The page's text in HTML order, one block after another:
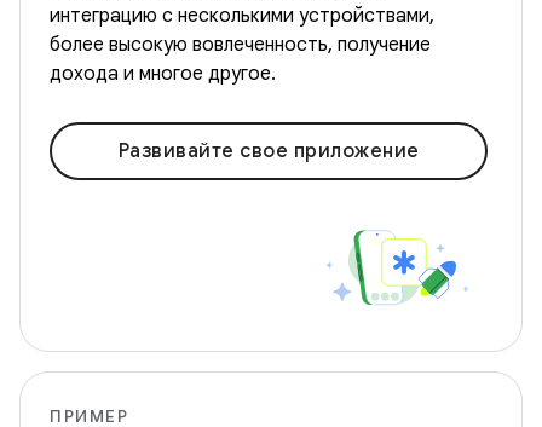
интеграцию с несколькими устройствами,
более высокую вовлеченность, получение
дохода и многое другое.
Развивайте свое приложение
ПРИМЕР